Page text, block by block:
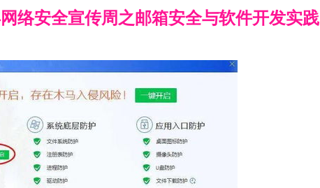
络安全宣传周之邮箱安全与软件开发实践